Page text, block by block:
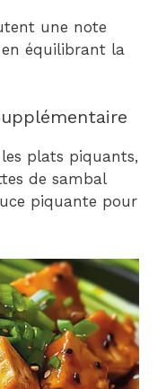
une note
équilibrant la
plats piquants,
de sambal
piquante pour